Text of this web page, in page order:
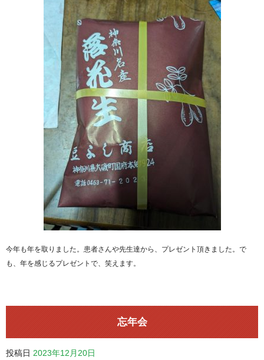
今年も年を取りました。患者さんや先生達から、プレゼント頂きました。で
も、年を感じるプレゼントで、笑えます。
忘年会
投稿日 2023年12月20日